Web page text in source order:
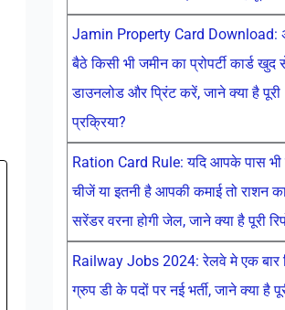
Jamin Property Card Download:
बैठे किसी भी जमीन का प्रोपर्टी कार्ड खुद
डाउनलोड और प्रिंट करें, जाने क्या है पूरी
प्रक्रिया?
Ration Card Rule: यदि आपके पास
चीजें या इतनी है आपकी कमाई तो राशन
सरेंडर वरना होगी जेल, जाने क्या है पूरी
Railway Jobs 2024: रेलवे मे एक बार
ग्रुप डी के पदों पर नई भर्ती, जाने क्या है